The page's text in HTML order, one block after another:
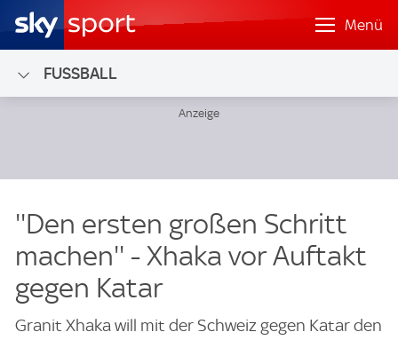
Menü
FUSSBALL
''Den ersten großen Schritt
machen'' - Xhaka vor Auftakt
gegen Katar
Granit Xhaka will mit der Schweiz gegen Katar den